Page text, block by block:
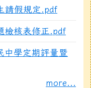
請假規定.pdf
檢核表修正.pdf
中學定期評量暨
more...